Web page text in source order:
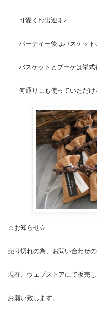
可愛くお出迎え♪
パーティー後はバスケット
バスケットとブーケは挙
何通りにも使っていただけ
☆お知らせ☆
売り切れの為、お問い合わせ
現在、ウェブストアにて販売
お願い致します。